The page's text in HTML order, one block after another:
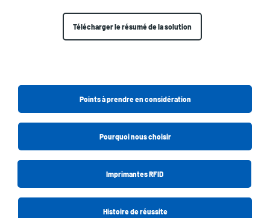
Télécharger le résumé de la solution
Points à prendre en considération
Pourquoi nous choisir
Imprimantes RFID
Histoire de réussite